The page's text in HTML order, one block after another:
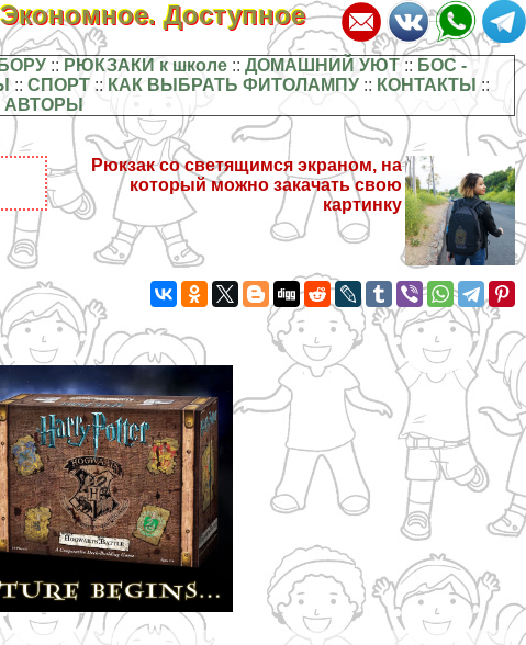
Доступное
:: РЮКЗАКИ к школе:: ДОМАШНИЙ УЮТ:: БОС -
::СПОРТ :: КАК ВЫБРАТЬ ФИТОЛАМПУ :: КОНТАКТЫ ::
Рюкзак со светящимся экраном, на
который можно закачать свою
картинку